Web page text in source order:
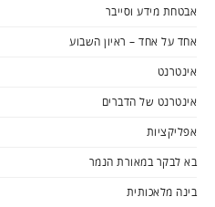
אבטחת מידע וסייבר
אחד על אחד – ראיון השבוע
אינטרנט
אינטרנט של הדברים
אפליקציות
בא לבקר במאורת הנמר
בינה מלאכותית